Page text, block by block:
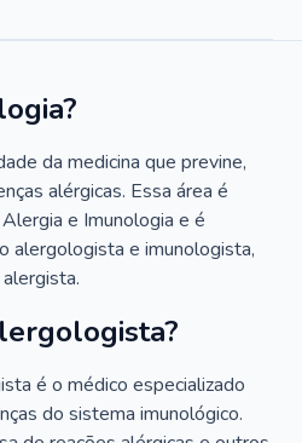
da medicina que previne,
alérgicas. Essa área é
e Imunologia e é
alergologista e imunologista,
é o médico especializado
do sistema imunológico.